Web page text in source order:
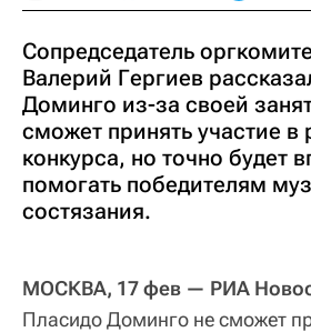
Сопредседатель
Валерий Гергиев
Доминго из-за своей
сможет принять участие
конкурса, но точно будет
помогать победителям
состязания.
МОСКВА, 17 фев — РИА
Пласидо Доминго не сможет